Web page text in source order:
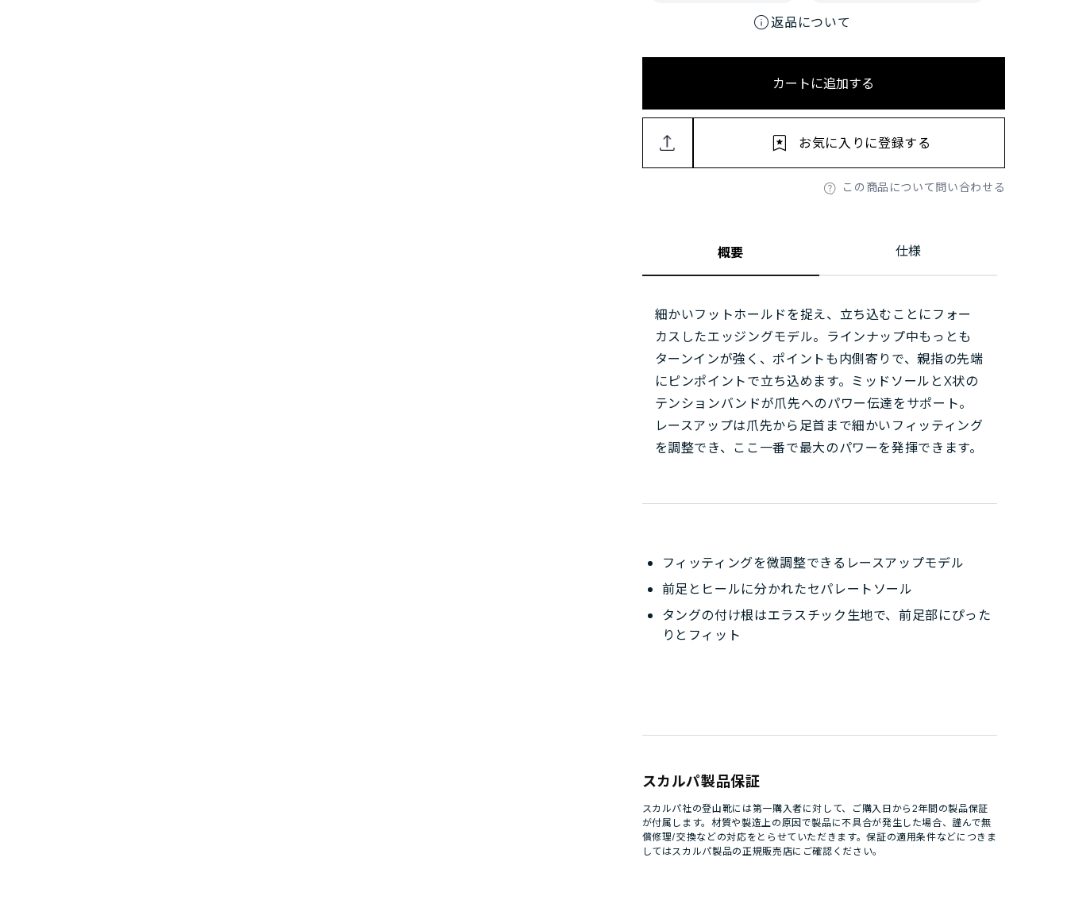
info返品について
カートに追加する
この商品について問い合わせる
お気に入りに登録する
概要 仕様
細かいフットホールドを捉え、立ち込むことにフォー
カスしたエッジングモデル。ラインナップ中もっとも
ターンインが強く、ポイントも内側寄りで、親指の先端
にピンポイントで立ち込めます。ミッドソールとX状の
テンションバンドが爪先へのパワー伝達をサポート。
レースアップは爪先から足首まで細かいフィッティング
を調整でき、ここ一番で最大のパワーを発揮できます。
スカルパ製品保証
スカルパ社の登山靴には第一購入者に対して、ご購入日から2年間の製品保証
が付属します。材質や製造上の原因で製品に不具合が発生した場合、謹んで無
償修理/交換などの対応をとらせていただきます。保証の適用条件などにつきま
してはスカルパ製品の正規販売店にご確認ください。
フィッティングを微調整できるレースアップモデル
前足とヒールに分かれたセパレートソール
タングの付け根はエラスチック生地で、前足部にぴった
りとフィット